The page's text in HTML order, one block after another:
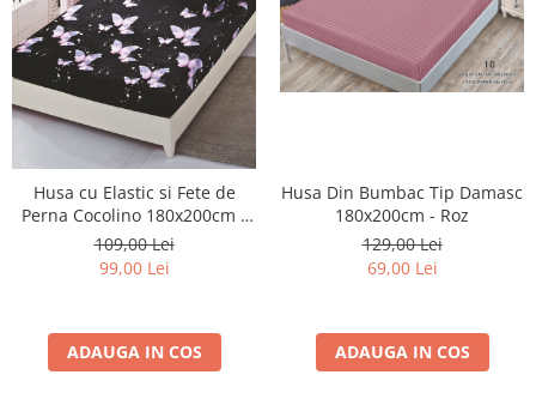
Husa cu Elastic si Fete de
Perna Cocolino 180x200cm -
Fluturi Roz
109,00 Lei
99,00 Lei
ADAUGA IN COS
Husa Din Bumbac Tip Damasc
180x200cm - Roz
129,00 Lei
69,00 Lei
ADAUGA IN COS